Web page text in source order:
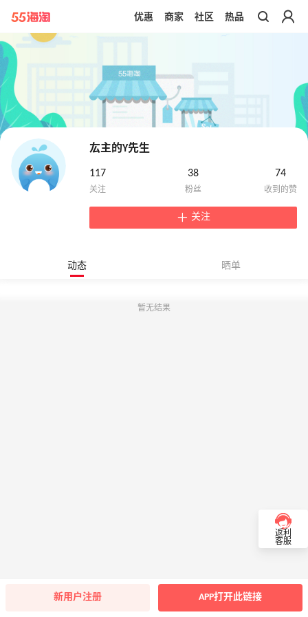
带你去官网买正品
优惠 商家 社区 热品
厷主的Y先生
117 38 74
关注
动态 晒单
暂无结果
返利
客服
新用户注册 APP打开此链接